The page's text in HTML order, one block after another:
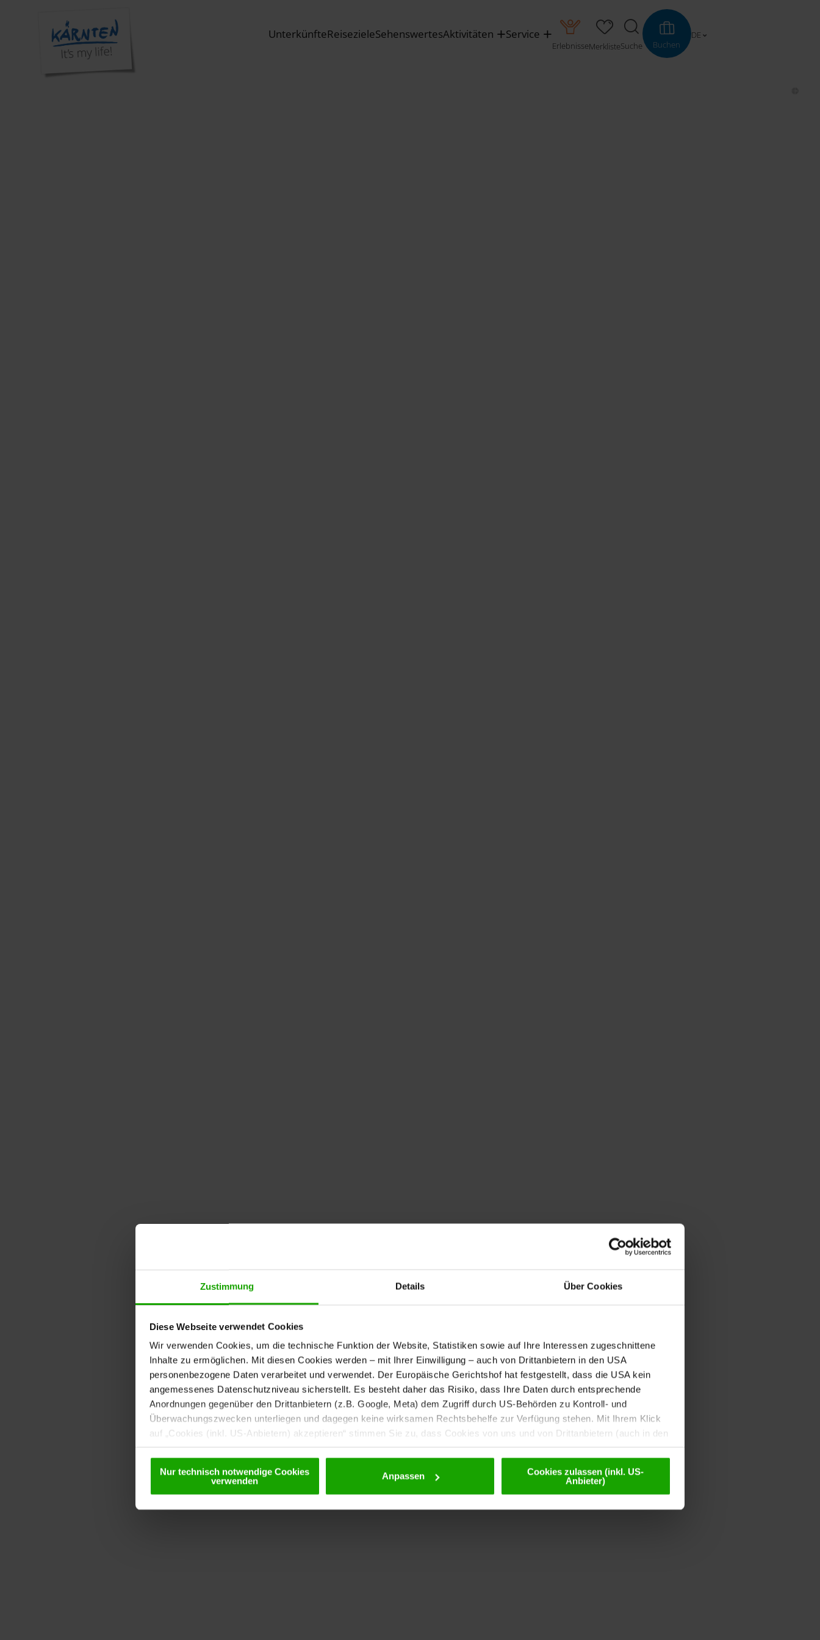
Zustimmung Details Über Cookies
Diese Webseite verwendet Cookies
Wir verwenden Cookies, um die technische Funktion der Website, Statistiken sowie auf Ihre Interessen zugeschnittene
Inhalte zu ermöglichen. Mit diesen Cookies werden – mit Ihrer Einwilligung – auch von Drittanbietern in den USA
personenbezogene Daten verarbeitet und verwendet. Der Europäische Gerichtshof hat festgestellt, dass die USA kein
angemessenes Datenschutzniveau sicherstellt. Es besteht daher das Risiko, dass Ihre Daten durch entsprechende
Anordnungen gegenüber den Drittanbietern (z.B. Google, Meta) dem Zugriff durch US-Behörden zu Kontroll- und
Überwachungszwecken unterliegen und dagegen keine wirksamen Rechtsbehelfe zur Verfügung stehen. Mit Ihrem Klick
auf „Cookies (inkl. US-Anbietern) akzeptieren“ stimmen Sie zu, dass Cookies von uns und von Drittanbietern (auch in den
Nur technisch notwendige Cookies
verwenden
Anpassen
Cookies zulassen (inkl. US-
Anbieter)
UnterkünfteReisezieleSehenswertesAktivitäten Service
ErlebnisseMerklisteSuche Buchen
DE